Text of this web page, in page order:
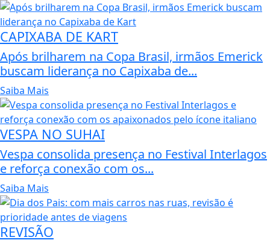
CAPIXABA DE KART
Após brilharem na Copa Brasil, irmãos Emerick
buscam liderança no Capixaba de...
Saiba Mais
VESPA NO SUHAI
Vespa consolida presença no Festival Interlagos
e reforça conexão com os...
Saiba Mais
REVISÃO